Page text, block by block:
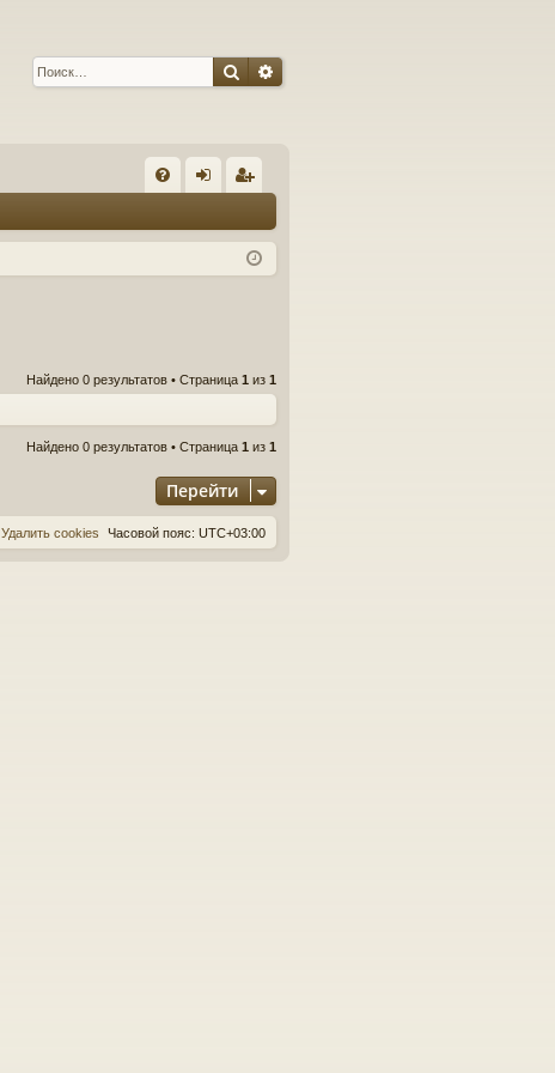
ПоискРасширенный поиск
Q д ис
Найдено 0 результатов • Страница 1 из 1
Найдено 0 результатов • Страница 1 из 1
Перейти
Часовой пояс: UTC+03:00
Удалить cookies